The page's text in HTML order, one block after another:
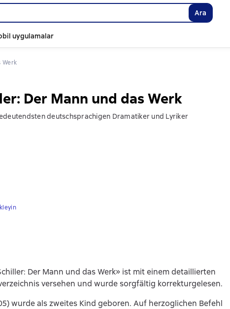
Ara
uygulamalar
Werk
Der Mann und das Werk
deutschsprachigen Dramatiker und Lyriker
Der Mann und das Werk» ist mit einem detaillierten
versehen und wurde sorgfältig korrekturgelesen.
wurde als zweites Kind geboren. Auf herzoglichen Befehl